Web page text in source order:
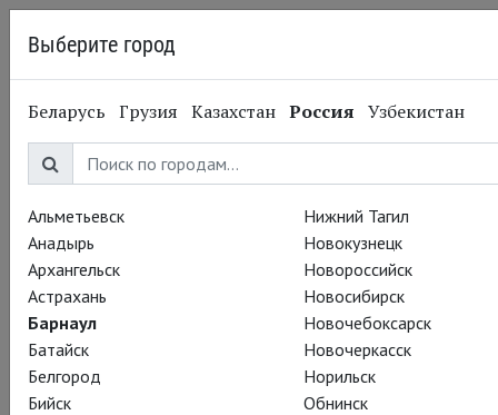
22.05.2015 Глобус
12 ночь. 26 мая
Выберите город
Беларусь Грузия Казахстан Россия Узбекистан
Альметьевск
Анадырь
Архангельск
Астрахань
Барнаул
Батайск
Белгород
Бийск
Нижний Тагил
Новокузнецк
Новороссийск
Новосибирск
Новочебоксарск
Новочеркасск
Норильск
Обнинск